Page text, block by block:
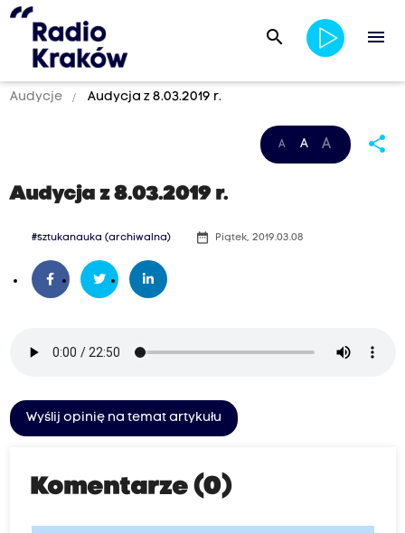
search menu
Audycje Audycja z 8.03.2019 r.
A A A share
Audycja z 8.03.2019 r.
#sztukanauka (archiwalna) date_range Piątek, 2019.03.08
Wyślij opinię na temat artykułu
Komentarze (0)